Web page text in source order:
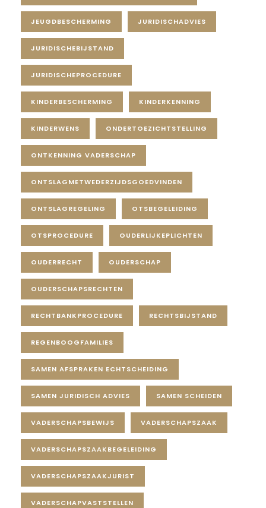
JEUGDBESCHERMING JURIDISCHADVIES
JURIDISCHEBIJSTAND
JURIDISCHEPROCEDURE
KINDERBESCHERMING KINDERKENNING
KINDERWENS ONDERTOEZICHTSTELLING
ONTKENNING VADERSCHAP
ONTSLAGMETWEDERZIJDSGOEDVINDEN
ONTSLAGREGELING OTSBEGELEIDING
OTSPROCEDURE OUDERLIJKEPLICHTEN
OUDERRECHT OUDERSCHAP
OUDERSCHAPSRECHTEN
RECHTBANKPROCEDURE RECHTSBIJSTAND
REGENBOOGFAMILIES
SAMEN AFSPRAKEN ECHTSCHEIDING
SAMEN JURIDISCH ADVIES SAMEN SCHEIDEN
VADERSCHAPSBEWIJS VADERSCHAPSZAAK
VADERSCHAPSZAAKBEGELEIDING
VADERSCHAPSZAAKJURIST
VADERSCHAPVASTSTELLEN